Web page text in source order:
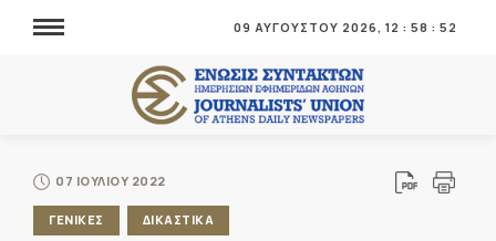
09 ΑΥΓΟΥΣΤΟΥ 2026, 12 : 58 : 52
07 ΙΟΥΛΙΟΥ 2022
ΓΕΝΙΚΕΣ ΔΙΚΑΣΤΙΚΑ